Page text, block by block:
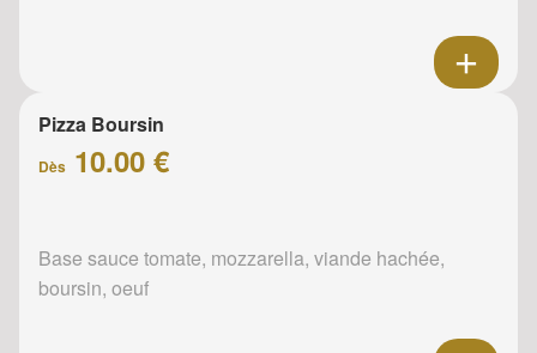
Pizza Boursin
Dès 10.00 €
Base sauce tomate, mozzarella, viande hachée,
boursin, oeuf